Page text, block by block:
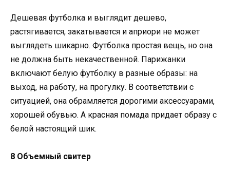
Дешевая футболка и выглядит дешево,
растягивается, закатывается и априори не может
выглядеть шикарно. Футболка простая вещь, но она
не должна быть некачественной. Парижанки
включают белую футболку в разные образы: на
выход, на работу, на прогулку. В соответствии с
ситуацией, она обрамляется дорогими аксессуарами,
хорошей обувью. А красная помада придает образу с
белой настоящий шик.
8 Объемный свитер